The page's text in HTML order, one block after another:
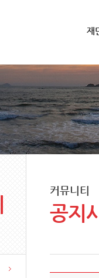
재
커뮤니티
공지